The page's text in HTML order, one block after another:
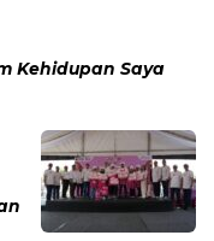
Kehidupan Saya